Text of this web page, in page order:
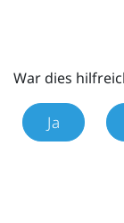
War dies
Ja